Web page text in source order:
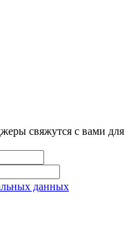
свяжутся с вами для
данных